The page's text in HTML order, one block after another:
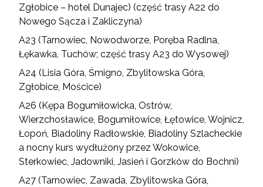
Zgłobice – hotel Dunajec) (część trasy A22 do
Nowego Sącza i Zakliczyna)
A23 (Tarnowiec, Nowodworze, Poręba Radlna,
Łękawka, Tuchów; część trasy A23 do Wysowej)
A24 (Lisia Góra, Śmigno, Zbylitowska Góra,
Zgłobice, Mościce)
A26 (Kępa Bogumiłowicka, Ostrów,
Wierzchosławice, Bogumiłowice, Łętowice, Wojnicz,
Łopoń, Biadoliny Radłowskie, Biadoliny Szlacheckie
a nocny kurs wydłużony przez Wokowice,
Sterkowiec, Jadowniki, Jasień i Gorzków do Bochni)
A27 (Tarnowiec, Zawada, Zbylitowska Góra,